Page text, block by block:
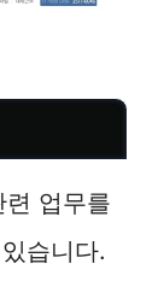
업무를
습니다.